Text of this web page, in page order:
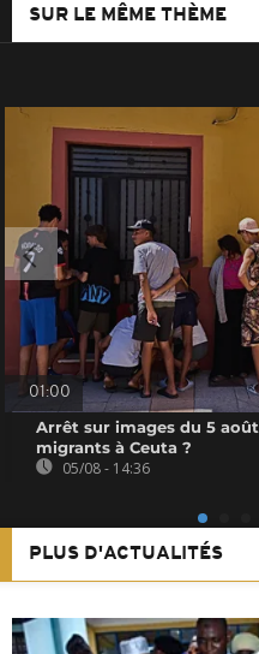
SUR LE MÊME THÈME
01:00
Arrêt sur images du 5
migrants à Ceuta ?
05/08 - 14:36
PLUS D'ACTUALITÉS